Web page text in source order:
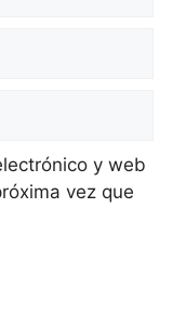
y web
vez que